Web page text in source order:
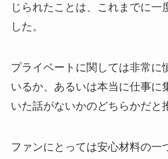
じられたことは、これまでに一
した。
プライベートに関しては非常に
いるか、あるいは本当に仕事に
いた話がないかのどちらかだと
ファンにとっては安心材料の一